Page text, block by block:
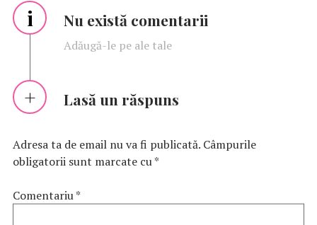
i Nu există comentarii
Adăugă-le pe ale tale
Lasă un răspuns
Adresa ta de email nu va fi publicată. Câmpurile
obligatorii sunt marcate cu*
Comentariu*